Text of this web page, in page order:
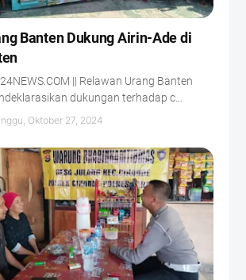
Banten Dukung Airin-Ade di
|| Relawan Urang Banten
dukungan terhadap c…
Oktober 27, 2024